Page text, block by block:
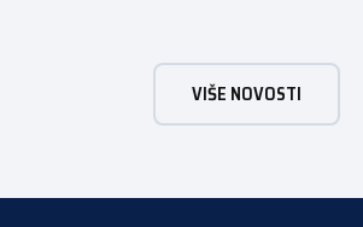
uskladiti svoje poslovne procese i osigurati
rješenje za vjerodostojnu provjeru
putem sustava e-Građani ili putem mobilne
VIŠE NOVOSTI